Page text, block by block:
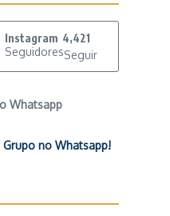
Instagram 4,421
SeguidoresSeguir
Whatsapp
no Whatsapp!